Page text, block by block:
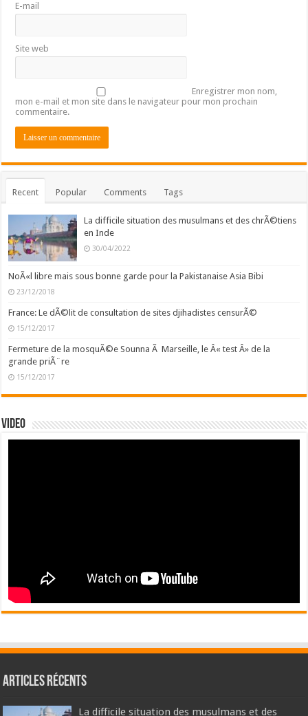
E-mail
Site web
Enregistrer mon nom,
mon e-mail et mon site dans le navigateur pour mon prochain
commentaire.
Recent Popular Comments Tags
La difficile situation des musulmans et des chrÃ©tiens
en Inde
30/04/2022
NoÃ«l libre mais sous bonne garde pour la Pakistanaise Asia Bibi
23/12/2018
France: Le dÃ©lit de consultation de sites djihadistes censurÃ©
15/12/2017
Fermeture de la mosquÃ©e Sounna Ã Marseille, le Â« test Â» de la
grande priÃ¨re
15/12/2017
Video
Articles récents
La difficile situation des musulmans et des